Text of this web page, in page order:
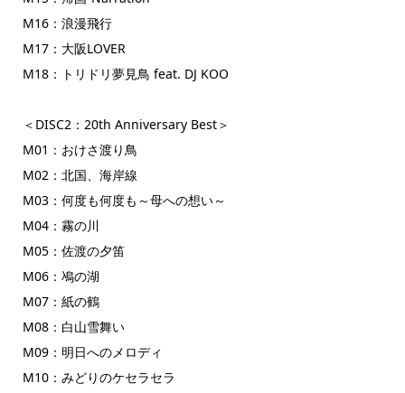
M16：浪漫飛行
M17：大阪LOVER
M18：トリドリ夢見鳥 feat. DJ KOO
＜DISC2：20th Anniversary Best＞
M01：おけさ渡り鳥
M02：北国、海岸線
M03：何度も何度も～母への想い～
M04：霧の川
M05：佐渡の夕笛
M06：鳰の湖
M07：紙の鶴
M08：白山雪舞い
M09：明日へのメロディ
M10：みどりのケセラセラ